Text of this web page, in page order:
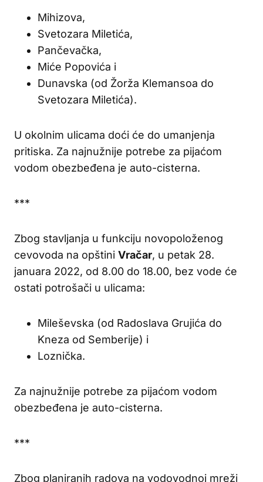
Mihizova,
Svetozara Miletića,
Pančevačka,
Miće Popovića i
Dunavska (od Žorža Klemansoa do
Svetozara Miletića).
U okolnim ulicama doći će do umanjenja
pritiska. Za najnužnije potrebe za pijaćom
vodom obezbeđena je auto-cisterna.
***
Zbog stavljanja u funkciju novopoloženog
cevovoda na opštini Vračar, u petak 28.
januara 2022, od 8.00 do 18.00, bez vode će
ostati potrošači u ulicama:
Mileševska (od Radoslava Grujića do
Kneza od Semberije) i
Loznička.
Za najnužnije potrebe za pijaćom vodom
obezbeđena je auto-cisterna.
***
Zbog planiranih radova na vodovodnoj mreži